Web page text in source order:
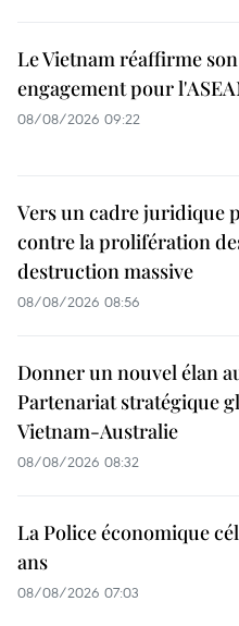
Le Vietnam réaffirme son
engagement pour
08/08/2026 09:22
Vers un cadre juridique
contre la prolifération
destruction massive
08/08/2026 08:56
Donner un nouvel élan
Partenariat stratégique
Vietnam-Australie
08/08/2026 08:32
La Police économique
ans
08/08/2026 07:03